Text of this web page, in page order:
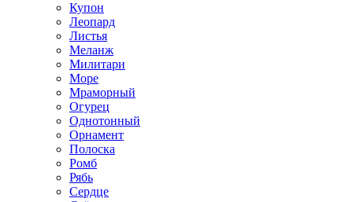
Купон
Леопард
Листья
Меланж
Милитари
Море
Мраморный
Огурец
Однотонный
Орнамент
Полоска
Ромб
Рябь
Сердце